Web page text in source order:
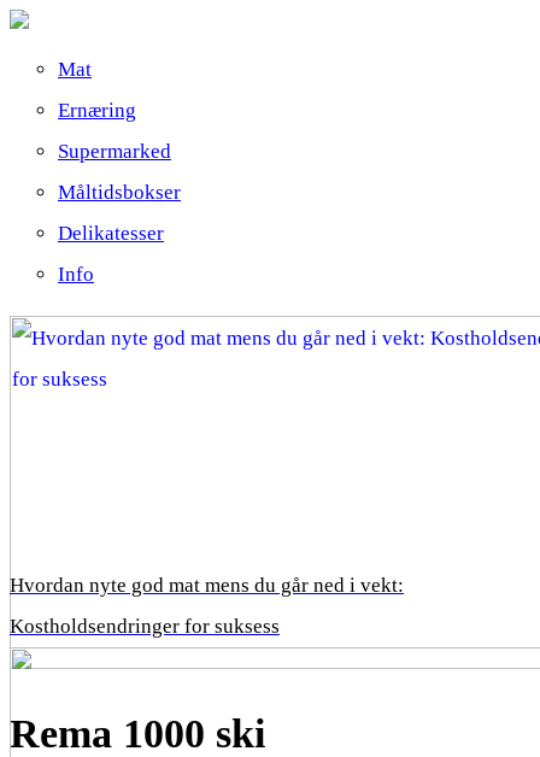
Mat
Ernæring
Supermarked
Måltidsbokser
Delikatesser
Info
Hvordan nyte god mat mens du går ned i vekt:
Kostholdsendringer for suksess
Rema 1000 ski